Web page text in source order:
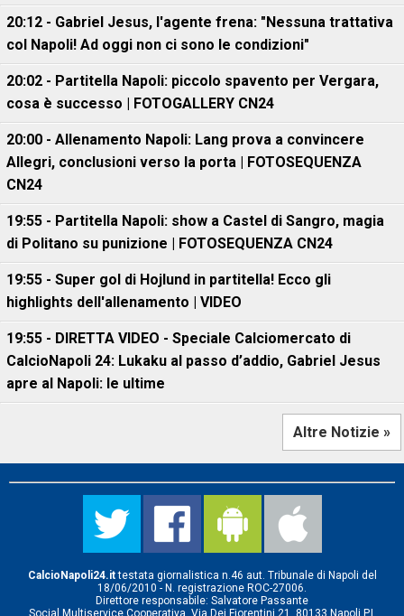
20:12 - Gabriel Jesus, l'agente frena: "Nessuna trattativa
col Napoli! Ad oggi non ci sono le condizioni"
20:02 - Partitella Napoli: piccolo spavento per Vergara,
cosa è successo | FOTOGALLERY CN24
20:00 - Allenamento Napoli: Lang prova a convincere
Allegri, conclusioni verso la porta | FOTOSEQUENZA
CN24
19:55 - Partitella Napoli: show a Castel di Sangro, magia
di Politano su punizione | FOTOSEQUENZA CN24
19:55 - Super gol di Hojlund in partitella! Ecco gli
highlights dell'allenamento | VIDEO
19:55 - DIRETTA VIDEO - Speciale Calciomercato di
CalcioNapoli 24: Lukaku al passo d’addio, Gabriel Jesus
apre al Napoli: le ultime
Altre Notizie »
CalcioNapoli24.ittestata giornalistica n.46 aut. Tribunale di Napoli del
18/06/2010 - N. registrazione ROC-27006.
Direttore responsabile: Salvatore Passante
Social Multiservice Cooperativa, Via Dei Fiorentini 21, 80133 Napoli P.I.